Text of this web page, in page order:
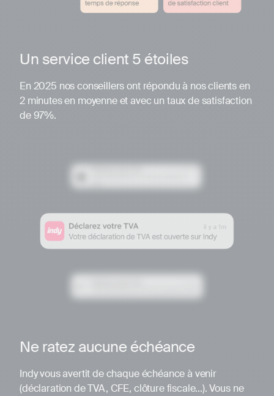
Un service client 5 étoiles
En 2025 nos conseillers ont répondu à nos clients en
2 minutes en moyenne et avec un taux de satisfaction
de 97%.
Ne ratez aucune échéance
Indy vous avertit de chaque échéance à venir
(déclaration de TVA, CFE, clôture fiscale...). Vous ne